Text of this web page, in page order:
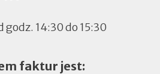
godz. 14:30 do 15:30
faktur jest: